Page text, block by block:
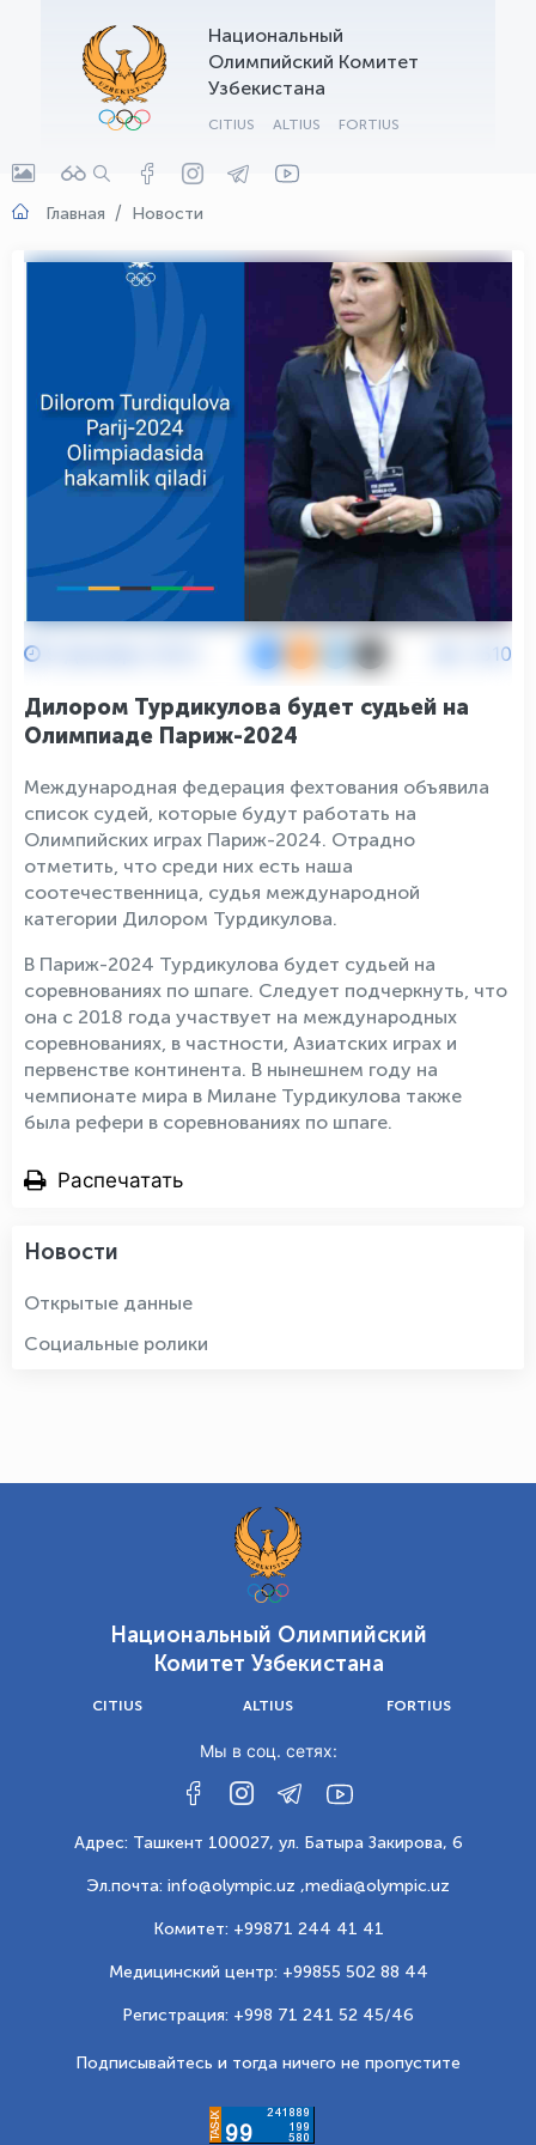
Национальный
Олимпийский Комитет
Узбекистана
CITIUS ALTIUS FORTIUS
Главная Новости
2510
Дилором Турдикулова будет судьей на
Олимпиаде Париж-2024
Международная федерация фехтования объявила
список судей, которые будут работать на
Олимпийских играх Париж-2024. Отрадно
отметить, что среди них есть наша
соотечественница, судья международной
категории Дилором Турдикулова.
В Париж-2024 Турдикулова будет судьей на
соревнованиях по шпаге. Следует подчеркнуть, что
она с 2018 года участвует на международных
соревнованиях, в частности, Азиатских играх и
первенстве континента. В нынешнем году на
чемпионате мира в Милане Турдикулова также
была рефери в соревнованиях по шпаге.
Распечатать
Новости
Открытые данные
Социальные ролики
Национальный Олимпийский
Комитет Узбекистана
CITIUS ALTIUS FORTIUS
Мы в соц. сетях:
Адрес: Ташкент 100027, ул. Батыра Закирова, 6
Эл.почта: info@olympic.uz ,media@olympic.uz
Комитет: +99871 244 41 41
Медицинский центр: +99855 502 88 44
Регистрация: +998 71 241 52 45/46
Подписывайтесь и тогда ничего не пропустите
OLYMPCHIK AI - yordamchi
Онлайн · olympic.uz